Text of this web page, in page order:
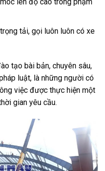
lên độ cao trong phạm
tải, gọi luôn luôn có xe
tạo bài bản, chuyên sâu,
luật, là những người có
việc được thực hiện một
gian yêu cầu.